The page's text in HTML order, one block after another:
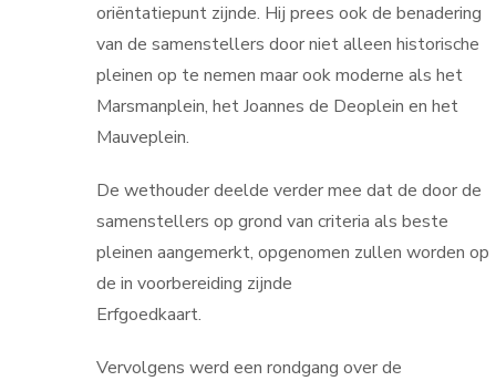
oriëntatiepunt zijnde. Hij prees ook de benadering
van de samenstellers door niet alleen historische
pleinen op te nemen maar ook moderne als het
Marsmanplein, het Joannes de Deoplein en het
Mauveplein.
De wethouder deelde verder mee dat de door de
samenstellers op grond van criteria als beste
pleinen aangemerkt, opgenomen zullen worden op
de in voorbereiding zijnde
Vervolgens werd een rondgang over de